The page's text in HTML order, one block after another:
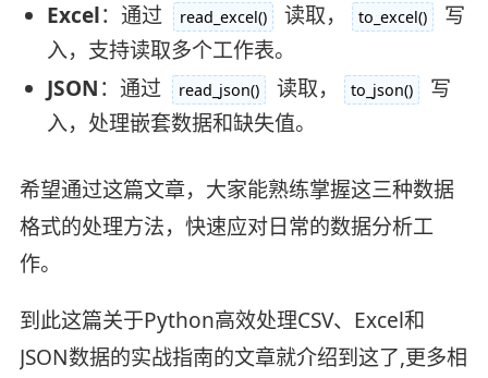
Excel：通过 read_excel() 读取， to_excel()
写
入，支持读取多个工作表。
JSON：通过 read_json() 读取， to_json()
写
入，处理嵌套数据和缺失值。
希望通过这篇文章，大家能熟练掌握这三种数据
格式的处理方法，快速应对日常的数据分析工
作。
到此这篇关于Python高效处理CSV、Excel和
JSON数据的实战指南的文章就介绍到这了,更多相